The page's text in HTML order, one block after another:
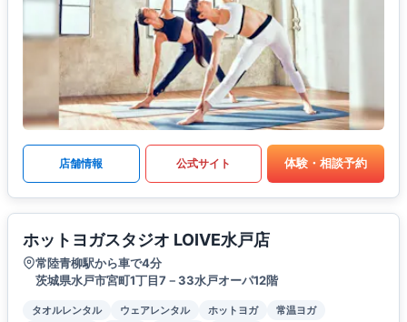
店舗情報 公式サイト 体験・相談予約
ホットヨガスタジオ LOIVE水戸店
常陸青柳駅から車で4分
茨城県水戸市宮町1丁目7－33水戸オーパ12階
タオルレンタル ウェアレンタル ホットヨガ
常温ヨガ